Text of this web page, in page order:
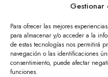
Gestionar
Para ofrecer las mejores
para almacenar y/o acceder a la
de estas tecnologías nos permitirá
navegación o las identificaciones
consentimiento, puede afectar
funciones.
Mars Academy.